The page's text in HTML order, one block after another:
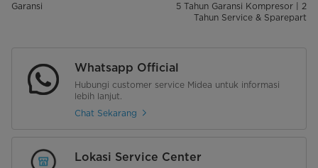
Garansi
5 Tahun Garansi Kompresor | 2
Tahun Service & Sparepart
Whatsapp Official
Hubungi customer service Midea untuk informasi
lebih lanjut.
Chat Sekarang
Lokasi Service Center